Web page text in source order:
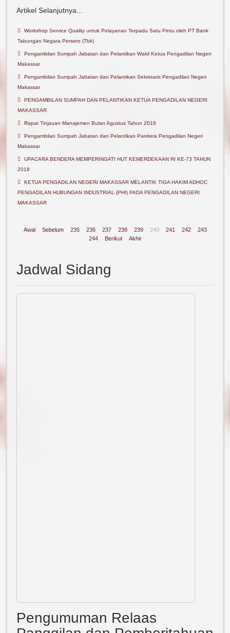
Artikel Selanjutnya...
Workshop Service Quality untuk Pelayanan Terpadu Satu Pintu oleh PT Bank
Tabungan Negara Persero (Tbk)
Pengambilan Sumpah Jabatan dan Pelantikan Wakil Ketua Pengadilan Negeri
Makassar
Pengambilan Sumpah Jabatan dan Pelantikan Sekretaris Pengadilan Negeri
Makassar
PENGAMBILAN SUMPAH DAN PELANTIKAN KETUA PENGADILAN NEGERI
MAKASSAR
Rapat Tinjauan Manajemen Bulan Agustus Tahun 2018
Pengambilan Sumpah Jabatan dan Pelantikan Panitera Pengadilan Negeri
Makassar
UPACARA BENDERA MEMPERINGATI HUT KEMERDEKAAN RI KE-73 TAHUN
2018
KETUA PENGADILAN NEGERI MAKASSAR MELANTIK TIGA HAKIM ADHOC
PENGADILAN HUBUNGAN INDUSTRIAL (PHI) PADA PENGADILAN NEGERI
MAKASSAR
Awal Sebelum 235 236 237 238 239 240 241 242
243
244
Berikut Akhir
Jadwal Sidang
Pengumuman Relaas